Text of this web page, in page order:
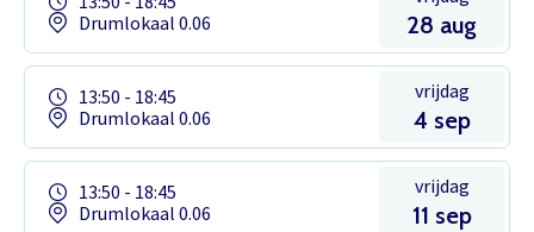
Drumlokaal 0.06
28 aug
13:50 - 18:45
Drumlokaal 0.06
vrijdag
4 sep
13:50 - 18:45
Drumlokaal 0.06
vrijdag
11 sep